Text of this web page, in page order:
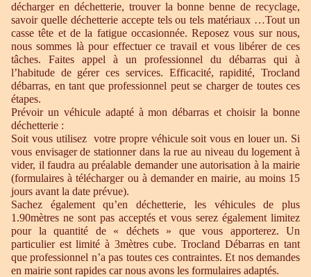
décharger en déchetterie, trouver la bonne benne de recyclage,
savoir quelle déchetterie accepte tels ou tels matériaux …Tout un
casse tête et de la fatigue occasionnée. Reposez vous sur nous,
nous sommes là pour effectuer ce travail et vous libérer de ces
tâches. Faites appel à un professionnel du débarras qui à
l’habitude de gérer ces services. Efficacité, rapidité, Trocland
débarras, en tant que professionnel peut se charger de toutes ces
étapes.
Prévoir un véhicule adapté à mon débarras et choisir la bonne
déchetterie :
Soit vous utilisez votre propre véhicule soit vous en louer un. Si
vous envisager de stationner dans la rue au niveau du logement à
vider, il faudra au préalable demander une autorisation à la mairie
(formulaires à télécharger ou à demander en mairie, au moins 15
jours avant la date prévue).
Sachez également qu’en déchetterie, les véhicules de plus
1.90mètres ne sont pas acceptés et vous serez également limitez
pour la quantité de « déchets » que vous apporterez. Un
particulier est limité à 3mètres cube. Trocland Débarras en tant
que professionnel n’a pas toutes ces contraintes. Et nos demandes
en mairie sont rapides car nous avons les formulaires adaptés.